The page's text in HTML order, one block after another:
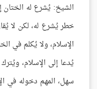
الشيخ: يُشرع له
خطر يُشرع له، لكن لا
الإسلام، ولا يُكلم في
يُدعا إلى الإسلام،
سهل، المهم دخوله في